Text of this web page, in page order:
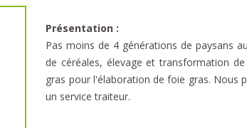
Présentation :
Pas moins de 4 générations de paysans
de céréales, élevage et transformation
gras pour l'élaboration de foie gras. Nous
un service traiteur.